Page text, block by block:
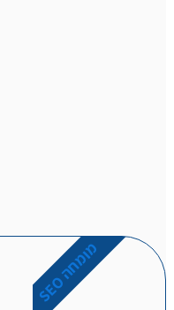
מ
ו
מ
ח
ה
S
E
O